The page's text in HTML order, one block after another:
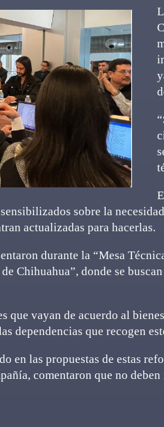
sobre la
actualizadas para hacerlas.
durante la “Mesa
Chihuahua”, donde se
que vayan de acuerdo al
dependencias que recogen
en las propuestas de estas
comentaron que no